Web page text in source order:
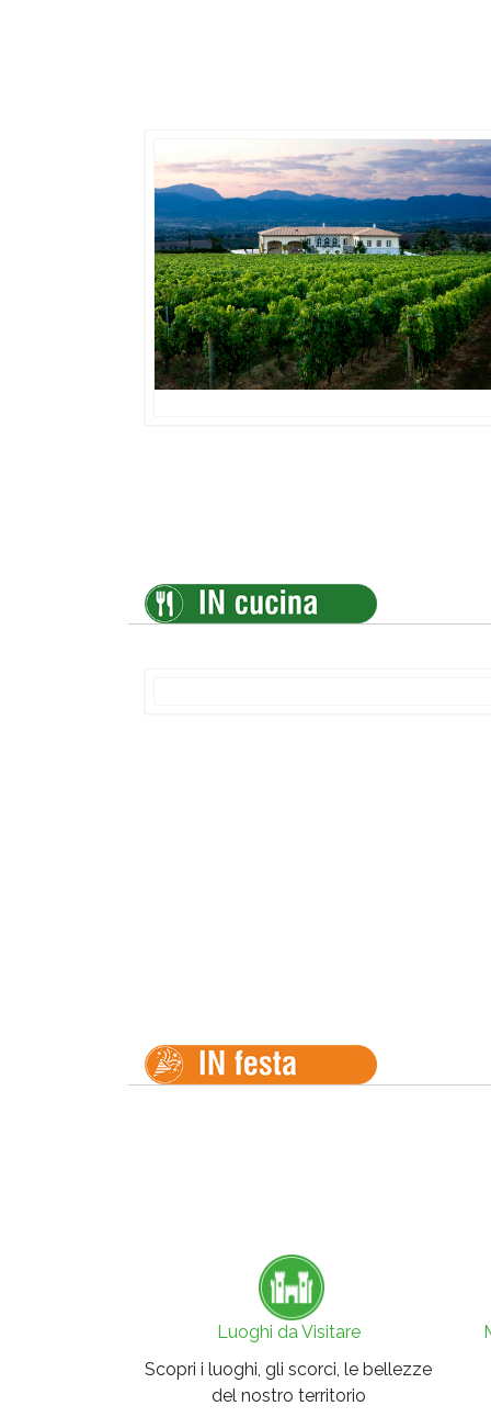
Luoghi da Visitare
Scopri i luoghi, gli scorci, le bellezze
del nostro territorio